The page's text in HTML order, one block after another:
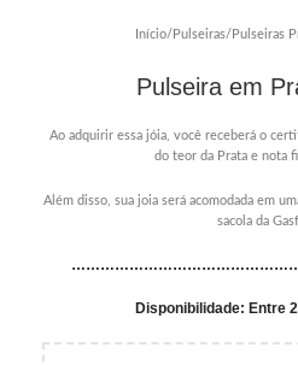
Início/ Pulseiras/ Pulseiras
Pulseira em
Ao adquirir essa jóia, você receberá o
do teor da Prata e nota
Além disso, sua joia será acomodada em
sacola da
Disponibilidade: Entre